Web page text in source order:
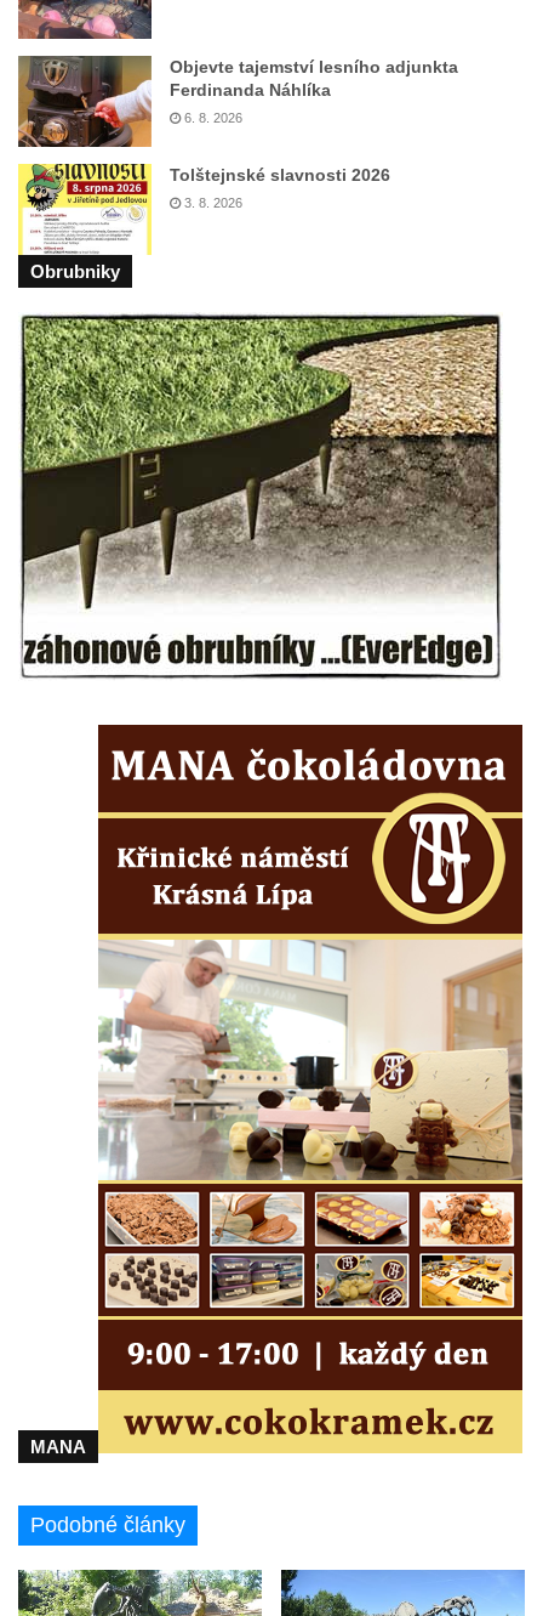
Objevte tajemství lesního adjunkta
Ferdinanda Náhlíka
6. 8. 2026
Tolštejnské slavnosti 2026
3. 8. 2026
Obrubniky
MANA
Podobné články